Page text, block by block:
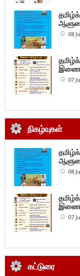
08
07
நிகழ்வுகள்
08
07
கட்டுரை